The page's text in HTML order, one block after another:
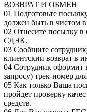
ВОЗВРАТ И ОБМЕН
01 Подготовьте
должен быть в чистом
02 Отнесите посылку в
СДЭК.
03 Сообщите
клиентский возврат в
04 Сотрудник оформит
запросу) трек-номер
05 Как только Ваша
пройдет проверку
средств.